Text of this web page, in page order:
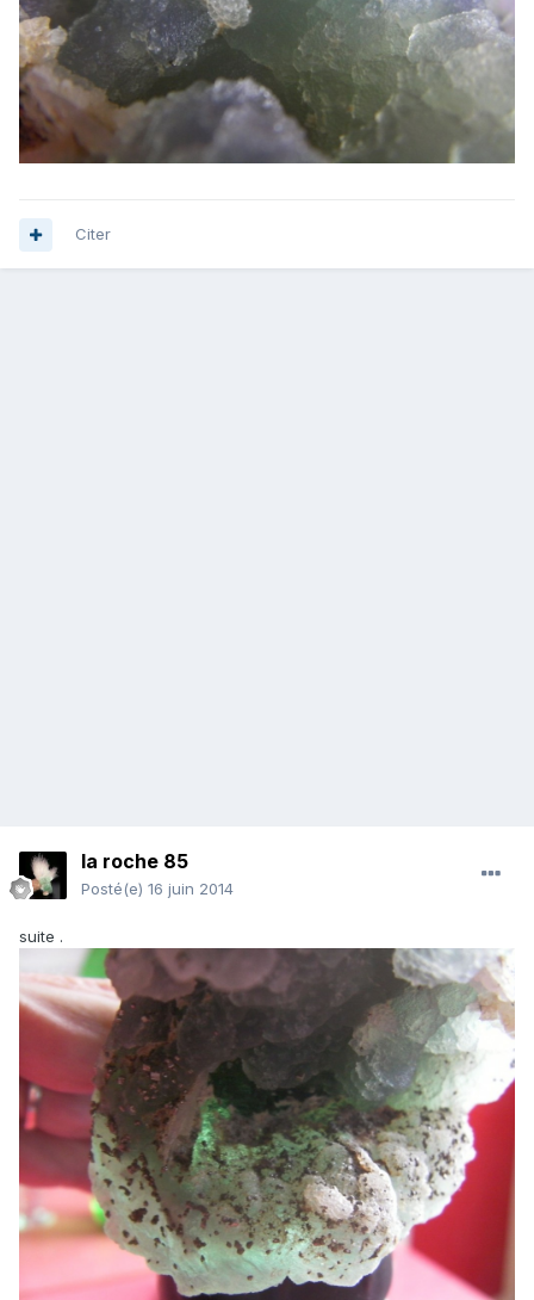
Citer
la roche 85
Posté(e) 16 juin 2014
suite .